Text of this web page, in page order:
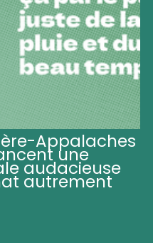
Appalaches
une
audacieuse
autrement